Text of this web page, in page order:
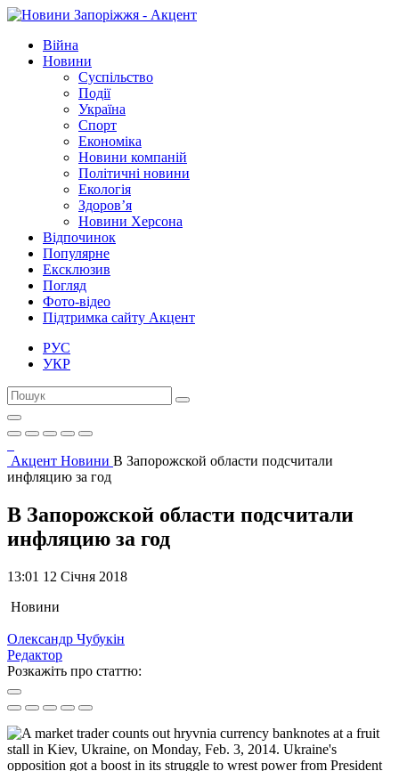
Війна
Новини
Суспільство
Події
Україна
Спорт
Економіка
Новини компаній
Політичні новини
Екологія
Здоров’я
Новини Херсона
Відпочинок
Популярне
Ексклюзив
Погляд
Фото-відео
Підтримка сайту Акцент
РУС
УКР
Акцент Новини В Запорожской области подсчитали
инфляцию за год
В Запорожской области подсчитали
инфляцию за год
13:01 12 Січня 2018
Новини
Олександр Чубукін
Редактор
Розкажіть про статтю: